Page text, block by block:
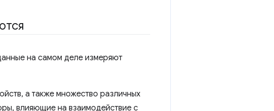
на самом деле измеряют
а также множество различных
влияющие на взаимодействие с